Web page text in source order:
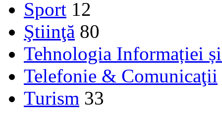
Sport 12
Ştiinţă 80
Tehnologia Informației
Telefonie & Comunicaţii
Turism 33